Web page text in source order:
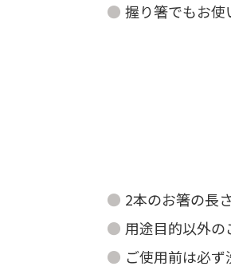
握り箸でもお使
2本のお箸の長
用途目的以外の
ご使用前は必ず